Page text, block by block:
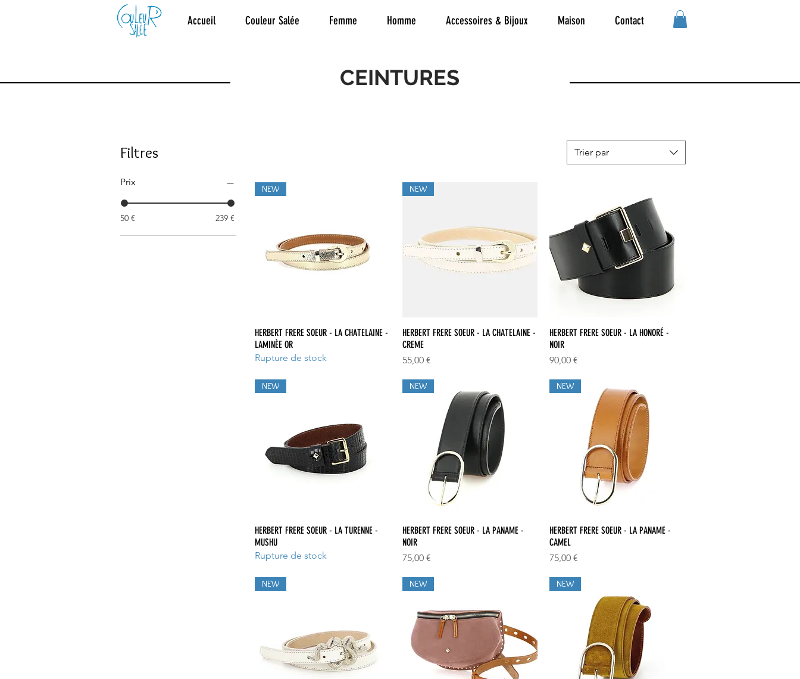
Accueil Couleur Salée Femme Homme Accessoires & Bijoux Maison Contact
CEINTURES
Filtres
Prix
50 € 239 €
Trier par
Aperçu rapide
NEW
HERBERT FRERE SOEUR - LA CHATELAINE -
LAMINÈE OR
Rupture de stock
Aperçu rapide
NEW
HERBERT FRERE SOEUR - LA CHATELAINE -
CREME
Prix
55,00 €
Aperçu rapide
HERBERT FRERE SOEUR - LA HONORÉ -
NOIR
Prix
90,00 €
Aperçu rapide
NEW
HERBERT FRERE SOEUR - LA TURENNE -
MUSHU
Rupture de stock
Aperçu rapide
NEW
HERBERT FRERE SOEUR - LA PANAME -
NOIR
Prix
75,00 €
Aperçu rapide
NEW
HERBERT FRERE SOEUR - LA PANAME -
CAMEL
Prix
75,00 €
NEW NEW NEW